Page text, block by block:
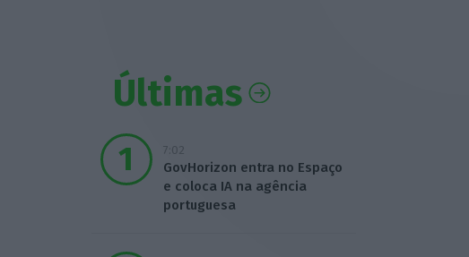
Últimas
7:02
GovHorizon entra no Espaço
e coloca IA na agência
portuguesa